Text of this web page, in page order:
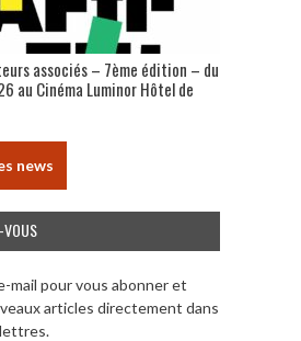
associés – 7ème édition – du
au Cinéma Luminor Hôtel de
news
mail pour vous abonner et
articles directement dans